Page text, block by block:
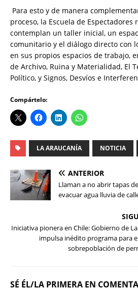
Para esto y de manera
proceso, la Escuela de Espectadores
contemplan un taller inicial, un
comunitario y el diálogo directo con
en sus propios espacios de trabajo,
de Archivo, Ruina y Materialidad, El
Político, y Signos, Desvíos e
Compártelo:
LA ARAUCANÍA NOTICIA
ANTERIOR
Llaman a no abrir tapas
evacuar agua lluvia de
Iniciativa pionera en Chile: Gobierno de
impulsa inédito programa para
sobrepoblación de
SÉ ÉL/LA PRIMERA EN